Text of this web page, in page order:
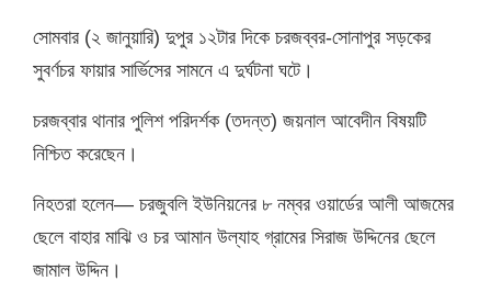
সোমবার (২ জানুয়ারি) দুপুর ১২টার দিকে চরজব্বর-সোনাপুর সড়কের
সুবর্ণচর ফায়ার সার্ভিসের সামনে এ দুর্ঘটনা ঘটে।
চরজব্বার থানার পুলিশ পরিদর্শক (তদন্ত) জয়নাল আবেদীন বিষয়টি
নিশ্চিত করেছেন।
নিহতরা হলেন— চরজুবলি ইউনিয়নের ৮ নম্বর ওয়ার্ডের আলী আজমের
ছেলে বাহার মাঝি ও চর আমান উল্যাহ গ্রামের সিরাজ উদ্দিনের ছেলে
জামাল উদ্দিন।